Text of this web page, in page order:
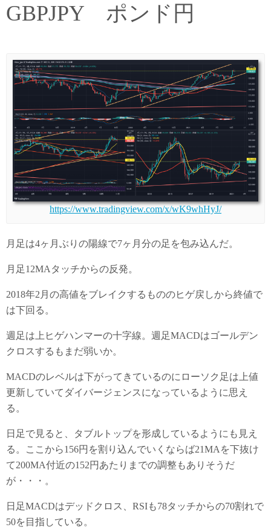
GBPJPY ポンド円
https://www.tradingview.com/x/wK9whHyJ/
月足は4ヶ月ぶりの陽線で7ヶ月分の足を包み込んだ。
月足12MAタッチからの反発。
2018年2月の高値をブレイクするもののヒゲ戻しから終値で
は下回る。
週足は上ヒゲハンマーの十字線。週足MACDはゴールデン
クロスするもまだ弱いか。
MACDのレベルは下がってきているのにローソク足は上値
更新していてダイバージェンスになっているように思え
る。
日足で見ると、タブルトップを形成しているようにも見え
る。ここから156円を割り込んでいくならば21MAを下抜け
て200MA付近の152円あたりまでの調整もありそうだ
が・・・。
日足MACDはデッドクロス、RSIも78タッチからの70割れで
50を目指している。